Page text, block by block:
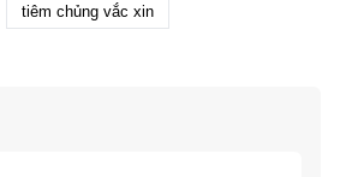
tiêm chủng vắc xin